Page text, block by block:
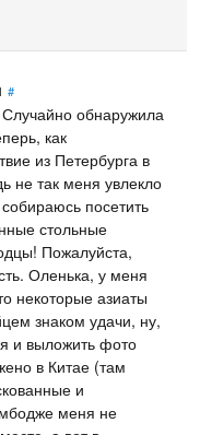
#
обнаружила
как
из Петербурга в
не так меня увлекло
посетить
стольные
Пожалуйста,
Оленька, у меня
некоторые азиаты
знаком удачи, ну,
и выложить фото
в Китае (там
и
меня не